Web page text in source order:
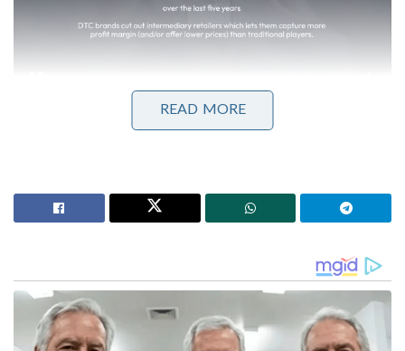
തന്നെ അരവിന്ദ് കെജ്രിവാളിന്റെ ജയത്തിൽ
അഭിനന്ദനമറിയിച്ചിരുന്നു. ഇന്ന്
ഹനുമാൻ സ്വാമി ക്ഷേത്രത്തിൽ ദർശനം നടത്തുക
കൂടി ചെയ്തതോടെ, കെജ്രിവാൾ
മതനിഷ്പക്ഷതയുടെ മുഖം മൂടി വലിച്ചെറിയുന്നു
എന്നാണ് ഡൽഹിയിലെ പിന്നാമ്പുറ സംസാരം.
READ MORE